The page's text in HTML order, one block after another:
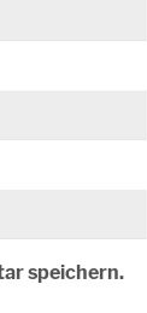
speichern.